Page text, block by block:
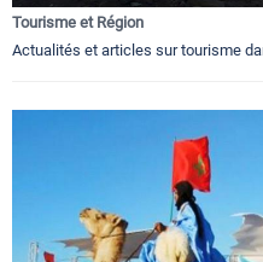
Tourisme et Région
Actualités et articles sur tourisme